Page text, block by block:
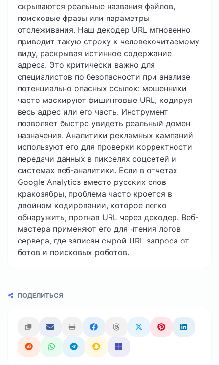
скрываются реальные названия файлов,
поисковые фразы или параметры
отслеживания. Наш декодер URL мгновенно
приводит такую строку к человекочитаемому
виду, раскрывая истинное содержание
адреса. Это критически важно для
специалистов по безопасности при анализе
потенциально опасных ссылок: мошенники
часто маскируют фишинговые URL, кодируя
весь адрес или его часть. Инструмент
позволяет быстро увидеть реальный домен
назначения. Аналитики рекламных кампаний
используют его для проверки корректности
передачи данных в пикселях соцсетей и
системах веб-аналитики. Если в отчетах
Google Analytics вместо русских слов
кракозябры, проблема часто кроется в
двойном кодировании, которое легко
обнаружить, прогнав URL через декодер. Веб-
мастера применяют его для чтения логов
сервера, где записан сырой URL запроса от
ботов и поисковых роботов.
ПОДЕЛИТЬСЯ